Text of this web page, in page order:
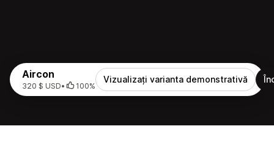
Aircon
320 $ USD• 100%
Vizualizați varianta demonstrativă